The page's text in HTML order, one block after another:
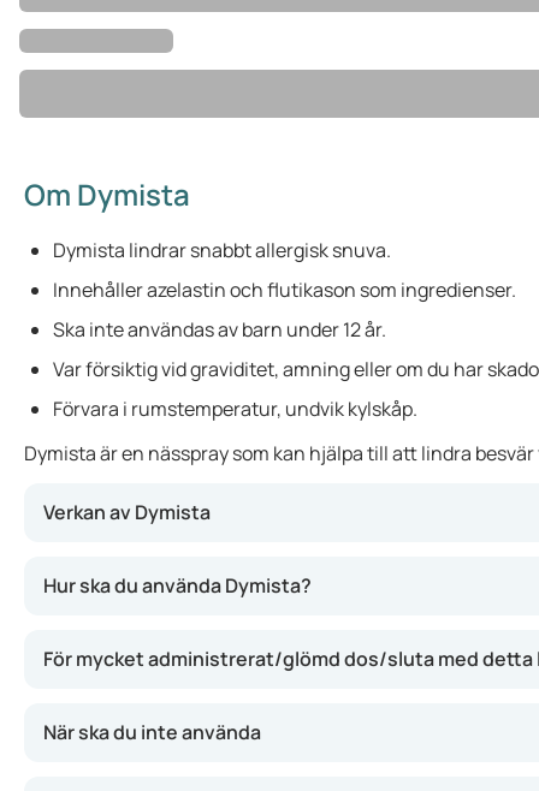
Om Dymista
Dymista lindrar snabbt allergisk snuva.
Innehåller azelastin och flutikason som ingredienser.
Ska inte användas av barn under 12 år.
Var försiktig vid graviditet, amning eller om du har
Förvara i rumstemperatur, undvik kylskåp.
Dymista är en nässpray som kan hjälpa till att lindra
Verkan av Dymista
Hur ska du använda Dymista?
För mycket administrerat/glömd dos/sluta med detta
När ska du inte använda